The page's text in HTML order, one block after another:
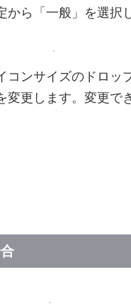
から「一般」を選択
コンサイズのドロッ
変更します。変更で